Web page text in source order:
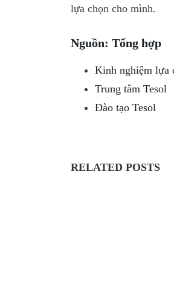
lựa chọn cho mình.
Nguồn: Tổng hợp
Kinh nghiệm lựa
Trung tâm Tesol
Đào tạo Tesol
RELATED POSTS